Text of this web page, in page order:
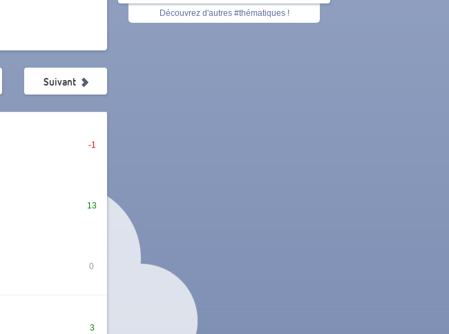
Suivant
-1
13
0
3
Découvrez d'autres #thématiques !